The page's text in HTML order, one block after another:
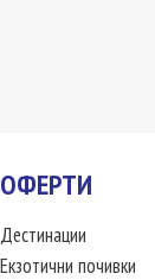
ОФЕРТИ
Дестинации
Екзотични почивки